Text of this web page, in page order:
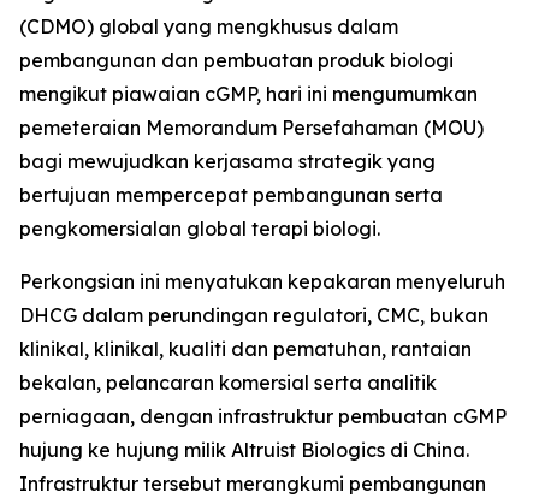
(CDMO) global yang mengkhusus dalam
pembangunan dan pembuatan produk biologi
mengikut piawaian cGMP, hari ini mengumumkan
pemeteraian Memorandum Persefahaman (MOU)
bagi mewujudkan kerjasama strategik yang
bertujuan mempercepat pembangunan serta
pengkomersialan global terapi biologi.
Perkongsian ini menyatukan kepakaran menyeluruh
DHCG dalam perundingan regulatori, CMC, bukan
klinikal, klinikal, kualiti dan pematuhan, rantaian
bekalan, pelancaran komersial serta analitik
perniagaan, dengan infrastruktur pembuatan cGMP
hujung ke hujung milik Altruist Biologics di China.
Infrastruktur tersebut merangkumi pembangunan